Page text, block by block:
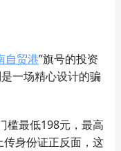
自贸港”旗号的投资
一场精心设计的骗
槛最低198元，最高
身份证正反面，这